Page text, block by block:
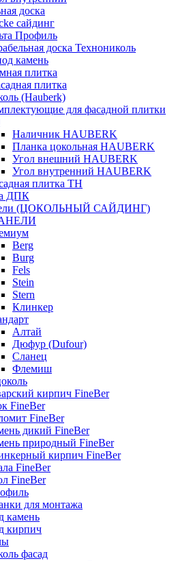
доска
сайдинг
Профиль
доска Технониколь
камень
плитка
плитка
(Hauberk)
для фасадной плитки
Наличник HAUBERK
Планка цокольная HAUBERK
Угол внешний HAUBERK
Угол внутренний HAUBERK
плитка ТН
ДПК
(ЦОКОЛЬНЫЙ САЙДИНГ)
Berg
Burg
Fels
Stein
Stern
Клинкер
Алтай
Дюфур (Dufour)
Сланец
Флемиш
кирпич FineBer
FineBer
FineBer
дикий FineBer
природный FineBer
кирпич FineBer
FineBer
FineBer
для монтажа
камень
кирпич
фасад